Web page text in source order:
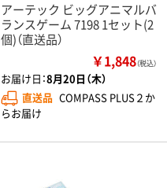
アーテック ビッグアニマルバ
ランスゲーム 7198 1セット(2
個)（直送品）
￥1,848（税込）
お届け日：8月20日（木）
直送品 COMPASS PLUS２か
らお届け